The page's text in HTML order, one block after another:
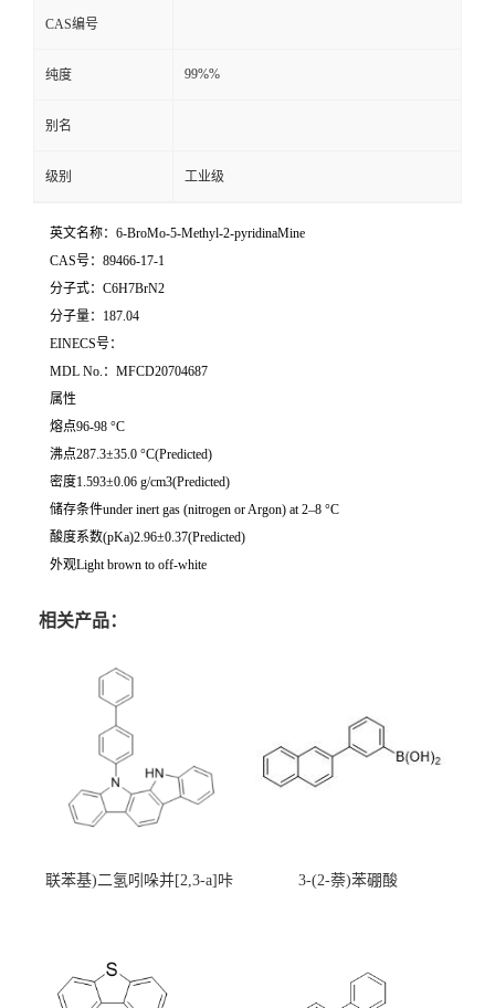
CAS编号
纯度 99%%
别名
级别 工业级
英文名称：6-BroMo-5-Methyl-2-pyridinaMine
CAS号：89466-17-1
分子式：C6H7BrN2
分子量：187.04
EINECS号：
MDL No.：MFCD20704687
属性
熔点96-98 °C
沸点287.3±35.0 °C(Predicted)
密度1.593±0.06 g/cm3(Predicted)
储存条件under inert gas (nitrogen or Argon) at 2–8 °C
酸度系数(pKa)2.96±0.37(Predicted)
外观Light brown to off-white
相关产品：
联苯基)二氢吲哚并[2,3-a]咔
3-(2-萘)苯硼酸